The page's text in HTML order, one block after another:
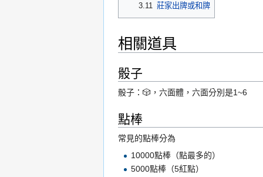
3.11 莊家出牌或和牌
相關道具
骰子
骰子：🎲，六面體，六面分別是1~6
點棒
常見的點棒分為
10000點棒（點最多的）
5000點棒（5紅點）